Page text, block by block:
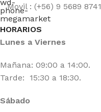
Movil : (+56) 9 5689 8741
HORARIOS
Lunes a Viernes
Mañana: 09:00 a 14:00.
Tarde: 15:30 a 18:30.
Sábado